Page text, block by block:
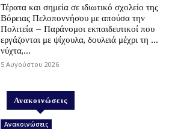
Τέρατα και σημεία σε ιδιωτικό σχολείο της
Βόρειας Πελοποννήσου με απούσα την
Πολιτεία – Παράνομοι εκπαιδευτικοί που
εργάζονται με ψίχουλα, δουλειά μέχρι τη …
νύχτα,...
5 Αυγούστου 2026
Ανακοινώσεις
Ανακοινώσεις